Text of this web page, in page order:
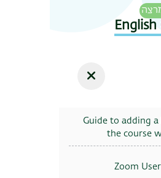
English
Guide to adding
the course
Zoom